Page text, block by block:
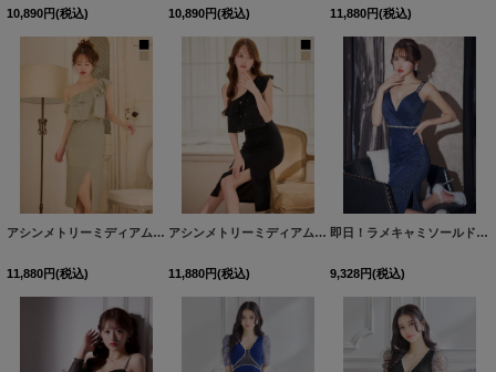
10,890円(税込) 10,890円(税込) 11,880円(税込)
アシンメトリーミディアムラメドレス/キャバドレス【S-Lサイズ/2カラー】[OF03] 【IM】dzq
11,880円(税込)
アシンメトリーミディアムラメドレス/キャバドレス【S-Lサイズ/2カラー】[OF03] 【IM】dzq
11,880円(税込)
即日！ラメキャミソールドレス/ノースリーブ/ビジュー/谷間見せ/背中見せ/ミディアムドレス/キャバドレス【XS-Mサイズ/1カラー】[OF03]【IM】
9,328円(税込)